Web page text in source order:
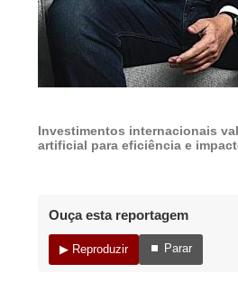
Investimentos internacionais
artificial para eficiência e
Ouça esta reportagem
▶ Reproduzir ⏹ Parar